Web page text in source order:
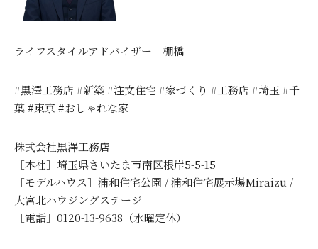
ライフスタイルアドバイザー 棚橋
#黒澤工務店 #新築 #注文住宅 #家づくり #工務店 #埼玉 #千
葉 #東京 #おしゃれな家
株式会社黒澤工務店
［本社］埼玉県さいたま市南区根岸5-5-15
［モデルハウス］浦和住宅公園 / 浦和住宅展示場Miraizu /
大宮北ハウジングステージ
［電話］0120-13-9638（水曜定休）